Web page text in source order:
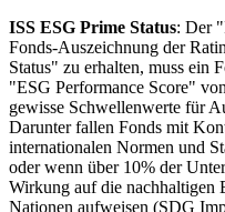
ISS ESG Prime Status: Der
Fonds-Auszeichnung der
Status" zu erhalten, muss ein
"ESG Performance Score"
gewisse Schwellenwerte für
Darunter fallen Fonds mit
internationalen Normen und
oder wenn über 10% der
Wirkung auf die nachhaltigen
Nationen aufweisen (SDG